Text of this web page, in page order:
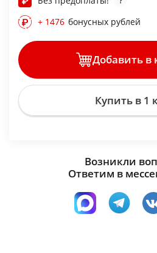
+ 1476 бонусных рублей
Добавить в
Купить в 1
Возникли
Ответим в